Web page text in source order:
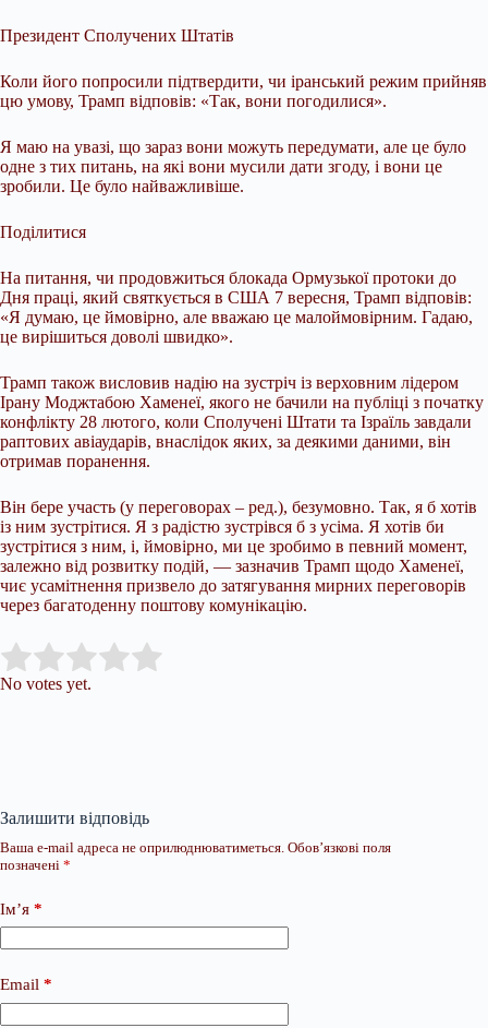
Президент Сполучених Штатів
Коли його попросили підтвердити, чи іранський режим прийняв
цю умову, Трамп відповів: «Так, вони погодилися».
Я маю на увазі, що зараз вони можуть передумати, але це було
одне з тих питань, на які вони мусили дати згоду, і вони це
зробили. Це було найважливіше.
Поділитися
На питання, чи продовжиться блокада Ормузької протоки до
Дня праці, який святкується в США 7 вересня, Трамп відповів:
«Я думаю, це ймовірно, але вважаю це малоймовірним. Гадаю,
це вирішиться доволі швидко».
Трамп також висловив надію на зустріч із верховним лідером
Ірану Моджтабою Хаменеї, якого не бачили на публіці з початку
конфлікту 28 лютого, коли Сполучені Штати та Ізраїль завдали
раптових авіаударів, внаслідок яких, за деякими даними, він
отримав поранення.
Він бере участь (у переговорах – ред.), безумовно. Так, я б хотів
із ним зустрітися. Я з радістю зустрівся б з усіма. Я хотів би
зустрітися з ним, і, ймовірно, ми це зробимо в певний момент,
залежно від розвитку подій, — зазначив Трамп щодо Хаменеї,
чиє усамітнення призвело до затягування мирних переговорів
через багатоденну поштову комунікацію.
Rate this item:
No votes yet.
Залишити відповідь
Ваша e-mail адреса не оприлюднюватиметься. Обов’язкові поля
позначені *
Ім’я *
Email *